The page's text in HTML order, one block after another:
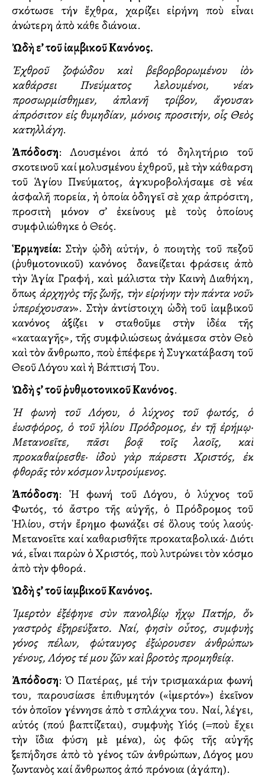
σκότωσε τήν ἔχθρα, χαρίζει εἰρήνη ποὺ εἶναι
ἀνώτερη ἀπὸ κάθε διάνοια.
Ὠδὴ ε’ τοῦ ἰαμβικοῦ Κανόνος.
Ἐχθροῦ ζοφώδου καὶ βεβορβορωμένου ἰὸν
καθάρσει Πνεύματος λελουμένοι, νέαν
προσωρμίσθημεν, ἀπλανῆ τρίβον, ἄγουσαν
ἀπρόσιτον εἰς θυμηδίαν, μόνοις προσιτήν, οἷς Θεὸς
κατηλλάγη.
Ἀπόδοση: Λουσμένοι ἀπό τό δηλητήριο τοῦ
σκοτεινοῦ καί μολυσμένου ἐχθροῦ, μὲ τὴν κάθαρση
τοῦ Ἁγίου Πνεύματος, ἀγκυροβολήσαμε σὲ νέα
ἀσφαλῆ πορεία, ἡ ὁποία ὁδηγεῖ σὲ χαρὰ ἀπρόσιτη,
προσιτὴ μόνον σ’ ἐκείνους μὲ τοὺς ὁποίους
συμφιλιώθηκε ὁ Θεός.
Ἑρμηνεία: Στὴν ᾠδὴ αὐτήν, ὁ ποιητὴς τοῦ πεζοῦ
(ῥυθμοτονικοῦ) κανόνος δανείζεται φράσεις ἀπὸ
τὴν Ἁγία Γραφή, καὶ μάλιστα τὴν Καινὴ Διαθήκη,
ὅπως ἀρχηγὸς τῆς ζωῆς, τὴν εἰρήνην τὴν πάντα νοῦν
ὑπερέχουσαν». Στὴν ἀντίστοιχη ὠδὴ τοῦ ἰαμβικοῦ
κανόνος ἀξίζει νὰ σταθοῦμε στὴν ἰδέα τῆς
«καταλλαγῆς», τῆς συμφιλιώσεως ἀνάμεσα στὸν Θεὸ
καὶ τὸν ἄνθρωπο, ποὺ ἐπέφερε ἡ Συγκατάβαση τοῦ
Θεοῦ Λόγου καὶ ἡ Βάπτισή Του.
Ὠδὴ ς’ τοῦ ῥυθμοτονικοῦ Κανόνος.
Ἡ φωνὴ τοῦ Λόγου, ὁ λύχνος τοῦ φωτός, ὁ
ἑωσφόρος, ὁ τοῦ ἡλίου Πρόδρομος, ἐν τῇ ἐρήμῳ·
Μετανοεῖτε, πᾶσι βοᾷ τοῖς λαοῖς, καὶ
προκαθαίρεσθε· ἰδοὺ γὰρ πάρεστι Χριστός, ἐκ
φθορᾶς τὸν κόσμον λυτρούμενος.
Ἀπόδοση: Ἡ φωνή τοῦ Λόγου, ὁ λύχνος τοῦ
Φωτός, τό ἄστρο τῆς αὐγῆς, ὁ Πρόδρομος τοῦ
Ἡλίου, στήν ἔρημο φωνάζει σέ ὅλους τούς λαούς·
Μετανοεῖτε καί καθαρισθῆτε προκαταβολικά· Διότι
νά, εἶναι παρὼν ὁ Χριστός, ποὺ λυτρώνει τὸν κόσμο
ἀπὸ τὴν φθορά.
Ὠδὴ ς’ τοῦ ἰαμβικοῦ Κανόνος.
Ἱμερτὸν ἐξέφηνε σὺν πανολβίῳ ἤχῳ Πατήρ, ὅν
γαστρὸς ἐξηρεύξατο. Ναί, φησὶν οὗτος, συμφυὴς
γόνος πέλων, φώταυγος ἐξώρουσεν ἀνθρώπων
γένους, Λόγος τέ μου ζῶν καὶ βροτὸς προμηθείᾳ.
Ἀπόδοση: Ὁ Πατέρας, μέ τήν τρισμακάρια φωνή
του, παρουσίασε ἐπιθυμητόν («ἱμερτόν») ἐκεῖνον
τόν ὁποῖον γέννησε ἀπὸ τὰ σπλάχνα του. Ναί, λέγει,
αὐτός (πού βαπτίζεται), συμφυὴς Υἱός (=ποὺ ἔχει
τὴν ἴδια φύση μὲ μένα), ὡς φῶς τῆς αὐγῆς
ξεπήδησε ἀπὸ τὸ γένος τῶν ἀνθρώπων, Λόγος μου
ζωντανὸς καί ἄνθρωπος ἀπό πρόνοια (ἀγάπη).